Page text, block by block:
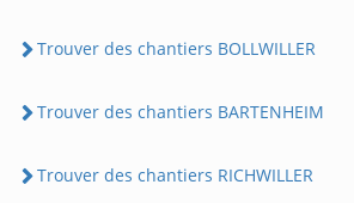
Trouver des chantiers BOLLWILLER
Trouver des chantiers BARTENHEIM
Trouver des chantiers RICHWILLER